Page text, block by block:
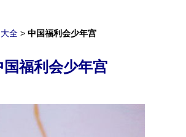
全 > 中国福利会少年宫
国福利会少年宫